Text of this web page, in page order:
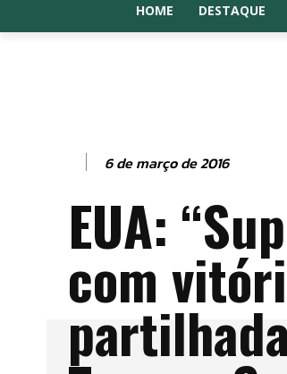
HOME DESTAQUE
6 de março de 2016
EUA:
com